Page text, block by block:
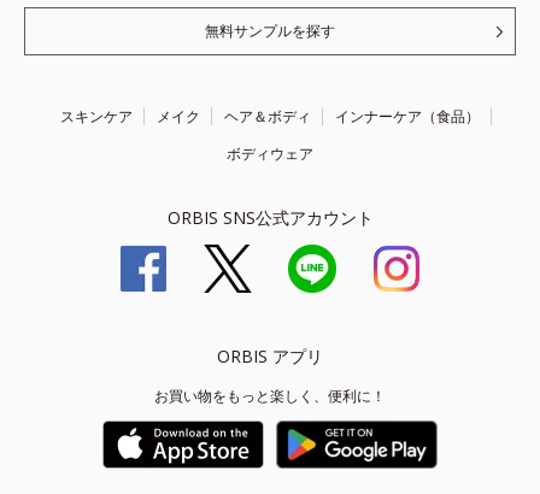
無料サンプルを探す
スキンケア メイク ヘア＆ボディ
インナーケア（食品）
ボディウェア
ORBIS SNS公式アカウント
ORBIS アプリ
お買い物をもっと楽しく、便利に！